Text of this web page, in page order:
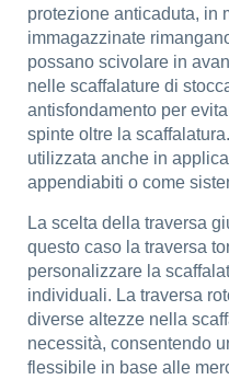
protezione anticaduta, in
immagazzinate
possano scivolare in
nelle scaffalature di
antisfondamento per
spinte oltre la
utilizzata anche in
appendiabiti o come
La scelta della traversa
questo caso la traversa
personalizzare la
individuali. La traversa
diverse altezze nella
necessità, consentendo
flessibile in base alle